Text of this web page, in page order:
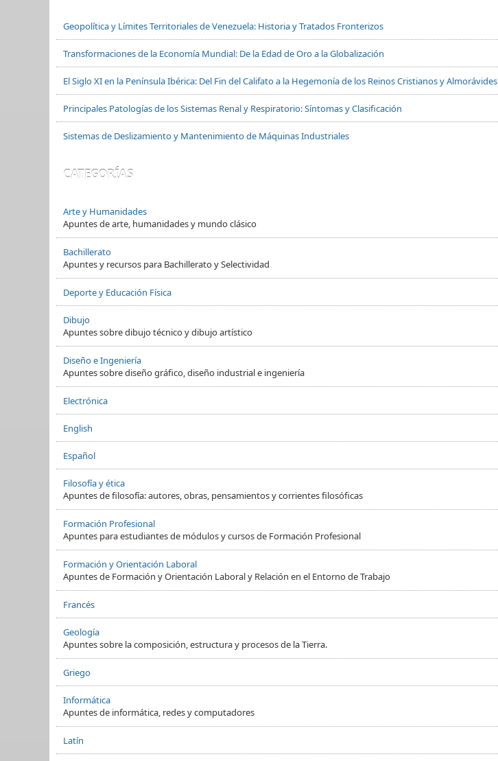
Geopolítica y Límites Territoriales de Venezuela: Historia y Tratados Fronterizos
Transformaciones de la Economía Mundial: De la Edad de Oro a la Globalización
El Siglo XI en la Península Ibérica: Del Fin del Califato a la Hegemonía de los Reinos Cristianos y Almorávides
Principales Patologías de los Sistemas Renal y Respiratorio: Síntomas y Clasificación
Sistemas de Deslizamiento y Mantenimiento de Máquinas Industriales
CATEGORÍAS
Arte y Humanidades
Apuntes de arte, humanidades y mundo clásico
Bachillerato
Apuntes y recursos para Bachillerato y Selectividad
Deporte y Educación Física
Dibujo
Apuntes sobre dibujo técnico y dibujo artístico
Diseño e Ingeniería
Apuntes sobre diseño gráfico, diseño industrial e ingeniería
Electrónica
English
Español
Filosofía y ética
Apuntes de filosofía: autores, obras, pensamientos y corrientes filosóficas
Formación Profesional
Apuntes para estudiantes de módulos y cursos de Formación Profesional
Formación y Orientación Laboral
Apuntes de Formación y Orientación Laboral y Relación en el Entorno de Trabajo
Francés
Geología
Apuntes sobre la composición, estructura y procesos de la Tierra.
Griego
Informática
Apuntes de informática, redes y computadores
Latín